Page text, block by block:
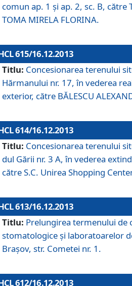
comun ap. 1 şi ap. 2, sc. B, către
TOMA MIRELA FLORINA.
615/16.12.2013
Titlu: Concesionarea terenului
Hărmanului nr. 17, în vederea
exterior, către BĂLESCU
614/16.12.2013
Titlu: Concesionarea terenului
dul Gării nr. 3 A, în vederea
către S.C. Unirea Shopping
613/16.12.2013
Titlu: Prelungirea termenului de
stomatologice şi laboratoarelor
Braşov, str. Cometei nr. 1.
612/16.12.2013